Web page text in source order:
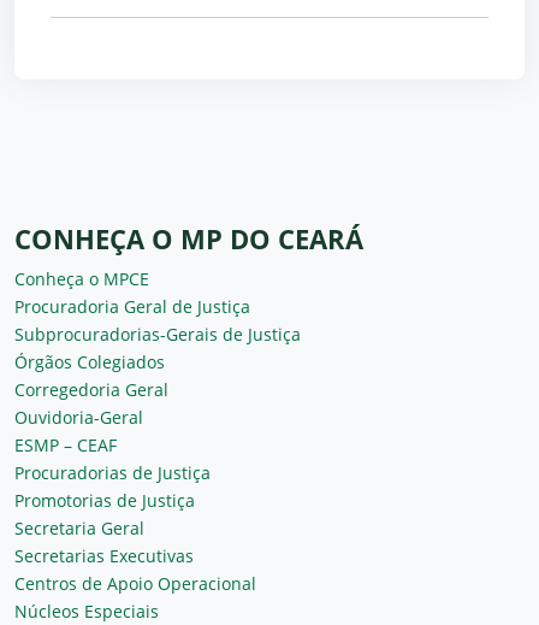
CONHEÇA O MP DO CEARÁ
Conheça o MPCE
Procuradoria Geral de Justiça
Subprocuradorias-Gerais de Justiça
Órgãos Colegiados
Corregedoria Geral
Ouvidoria-Geral
ESMP – CEAF
Procuradorias de Justiça
Promotorias de Justiça
Secretaria Geral
Secretarias Executivas
Centros de Apoio Operacional
Núcleos Especiais